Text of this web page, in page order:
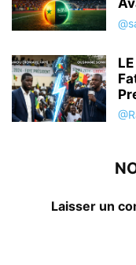
Laisser un